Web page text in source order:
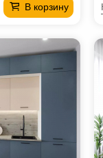
В корзину